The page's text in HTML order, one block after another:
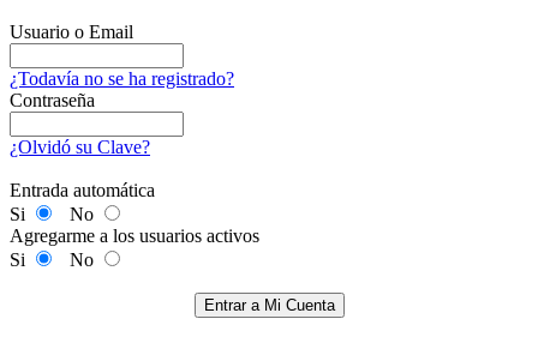
Usuario o Email
¿Todavía no se ha registrado?
Contraseña
¿Olvidó su Clave?
Entrada automática
Si
No
Agregarme a los usuarios activos
Si
No
Entrar a Mi Cuenta